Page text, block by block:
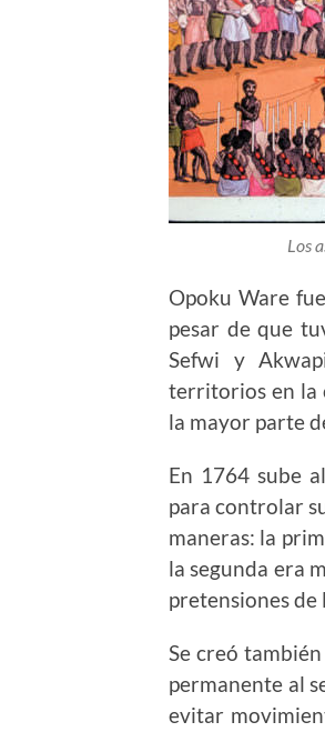
Los
Opoku Ware
pesar de que
Sefwi y
territorios en la
la mayor parte
En 1764 sube
para controlar
maneras: la
la segunda era
pretensiones de
Se creó
permanente al
evitar